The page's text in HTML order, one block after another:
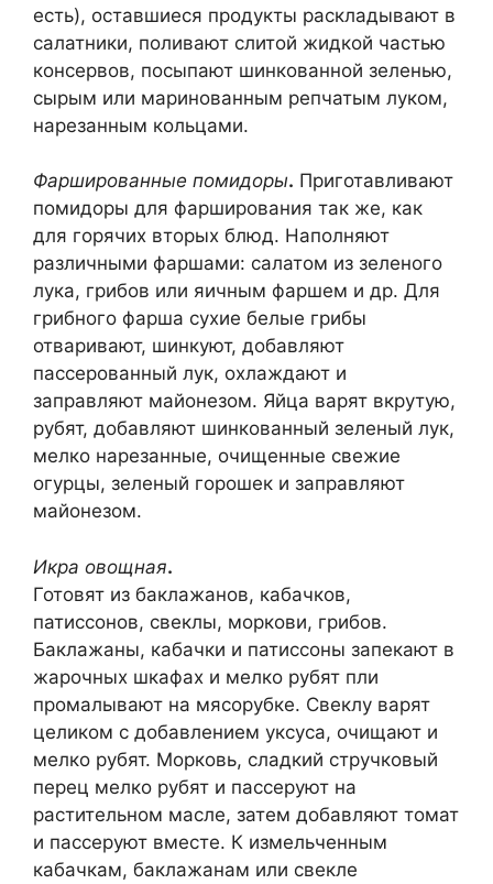
есть), оставшиеся продукты раскладывают в
салатники, поливают слитой жидкой частью
консервов, посыпают шинкованной зеленью,
сырым или маринованным репчатым луком,
нарезанным кольцами.
Фаршированные помидоры. Приготавливают
помидоры для фарширования так же, как
для горячих вторых блюд. Наполняют
различными фаршами: салатом из зеленого
лука, грибов или яичным фаршем и др. Для
грибного фарша сухие белые грибы
отваривают, шинкуют, добавляют
пассерованный лук, охлаждают и
заправляют майонезом. Яйца варят вкрутую,
рубят, добавляют шинкованный зеленый лук,
мелко нарезанные, очищенные свежие
огурцы, зеленый горошек и заправляют
майонезом.
Икра овощная.
Готовят из баклажанов, кабачков,
патиссонов, свеклы, моркови, грибов.
Баклажаны, кабачки и патиссоны запекают в
жарочных шкафах и мелко рубят пли
промалывают на мясорубке. Свеклу варят
целиком с добавлением уксуса, очищают и
мелко рубят. Морковь, сладкий стручковый
перец мелко рубят и пассеруют на
растительном масле, затем добавляют томат
и пассеруют вместе. К измельченным
кабачкам, баклажанам или свекле